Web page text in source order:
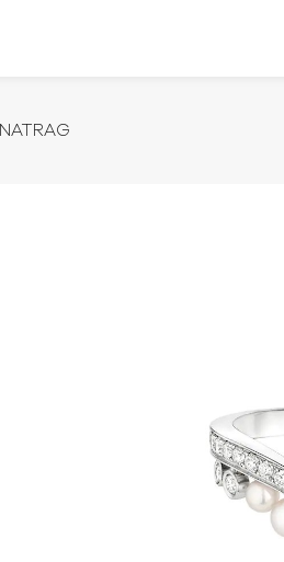
NATRAG